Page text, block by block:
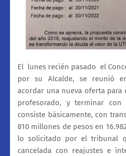
El lunes recién pasado el
por su Alcalde, se reunió
acordar una nueva oferta para
profesorado, y terminar
consiste básicamente, con
810 millones de pesos en
lo solicitado por el tribunal
cancelada con reajustes e